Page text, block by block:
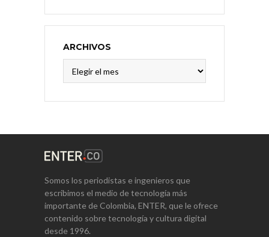
ARCHIVOS
Somos los periodistas e ingenieros que
escribimos el medio de tecnología más
importante de Colombia, ENTER, que le ofrece
contenido sobre tecnología y cultura digital
desde 1996.